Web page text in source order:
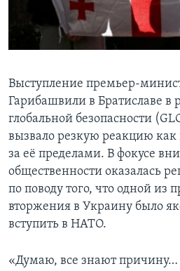
Learning English
Выступление премьер-
Гарибашвили в Братиславе в
глобальной безопасности
вызвало резкую реакцию как
за её пределами. В фокусе
общественности оказалась
по поводу того, что одной из
вторжения в Украину было
вступить в НАТО.
«Думаю, все знают